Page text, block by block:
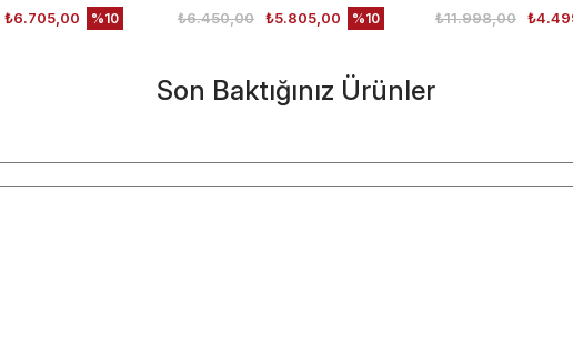
₺6.705,00
%10
₺5.805,00
₺6.450,00 %10 ₺11.998,00
Son Baktığınız Ürünler